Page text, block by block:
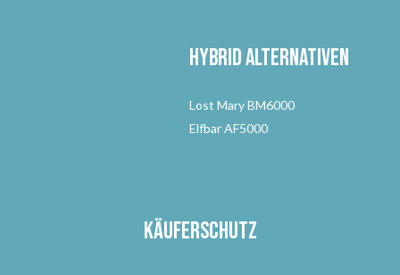
Hybrid Alternativen
Lost Mary BM6000
Elfbar AF5000
Käuferschutz